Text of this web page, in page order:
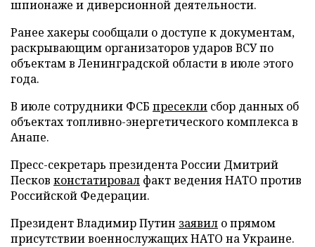
шпионаже и диверсионной деятельности.
Ранее хакеры сообщали о доступе к документам,
раскрывающим организаторов ударов ВСУ по
объектам в Ленинградской области в июле этого
года.
В июле сотрудники ФСБ пресекли сбор данных об
объектах топливно-энергетического комплекса в
Анапе.
Пресс-секретарь президента России Дмитрий
Песков констатировал факт ведения НАТО против
Российской Федерации.
Президент Владимир Путин заявил о прямом
присутствии военнослужащих НАТО на Украине.